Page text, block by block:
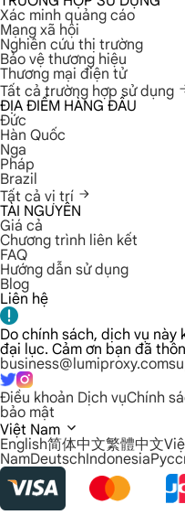
Xác minh quảng cáo
Mạng xã hội
Nghiên cứu thị trường
Bảo vệ thương hiệu
Thương mại điện tử
Tất cả trường hợp sử dụng
ĐỊA ĐIỂM HÀNG ĐẦU
Đức
Hàn Quốc
Nga
Pháp
Brazil
Tất cả vị trí
TÀI NGUYÊN
Giá cả
Chương trình liên kết
FAQ
Hướng dẫn sử dụng
Blog
Liên hệ
Do chính sách, dịch vụ này
đại lục. Cảm ơn bạn đã
business@lumiproxy.com
Điều khoản Dịch vụChính
bảo mật
Việt Nam
English简体中文繁體中文
NamDeutschIndonesia